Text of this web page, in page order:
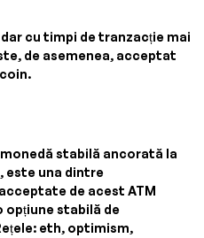
cu timpi de tranzacție mai
de asemenea, acceptat
monedă stabilă ancorată la
este una dintre
de acest ATM
stabilă de
eth, optimism,